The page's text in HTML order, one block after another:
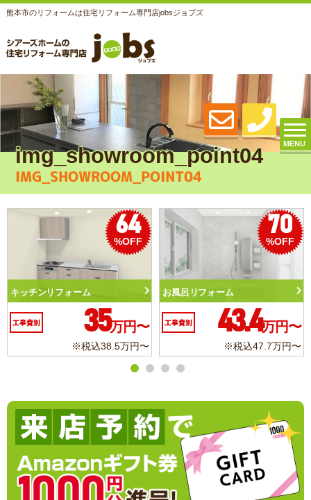
熊本市のリフォームは住宅リフォーム専門店jobsジョブズ
MENU
img_showroom_point04
IMG_SHOWROOM_POINT04
64
%OFF
キッチンリフォーム
工事費別 35万円〜
※税込38.5万円〜
70
%OFF
お風呂リフォーム
工事費別 43.4万円〜
※税込47.7万円〜